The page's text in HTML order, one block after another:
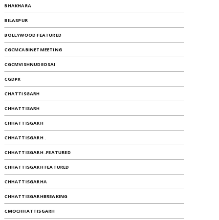
BHAKHARA
BILASPUR
BOLLYWOOD FEATURED
CGCMCABINETMEETING
CGCMVISHNUDEOSAI
CGDPR
CHATTISGARH
CHHATTISARH
CHHATTISGARH
CHHATTISGARH .
CHHATTISGARH .FEATURED
CHHATTISGARH FEATURED
CHHATTISGARHA
CHHATTISGARHBREAKING
CMOCHHATTISGARH